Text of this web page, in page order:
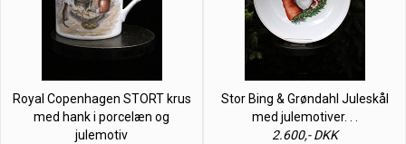
Royal Copenhagen STORT krus
med hank i porcelæn og
julemotiv
Stor Bing & Grøndahl Juleskål
med julemotiver. . .
2.600,- DKK